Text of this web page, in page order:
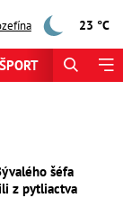
23 °C
ŠPORT
šéfa
z pytliactva